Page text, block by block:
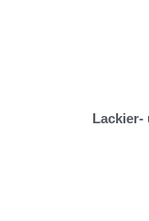
Lackier-